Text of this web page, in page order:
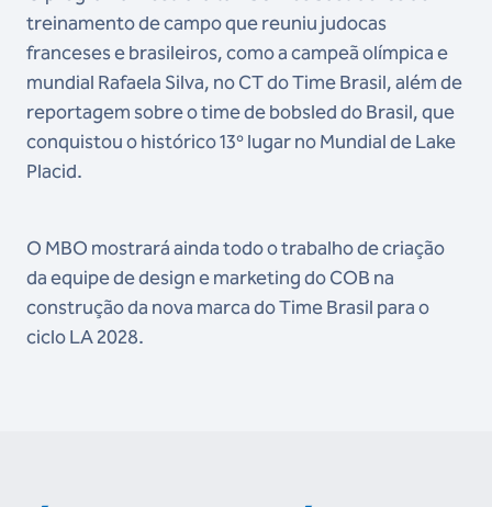
treinamento de campo que reuniu judocas
franceses e brasileiros, como a campeã olímpica e
mundial Rafaela Silva, no CT do Time Brasil, além de
reportagem sobre o time de bobsled do Brasil, que
conquistou o histórico 13º lugar no Mundial de Lake
Placid.
O MBO mostrará ainda todo o trabalho de criação
da equipe de design e marketing do COB na
construção da nova marca do Time Brasil para o
ciclo LA 2028.